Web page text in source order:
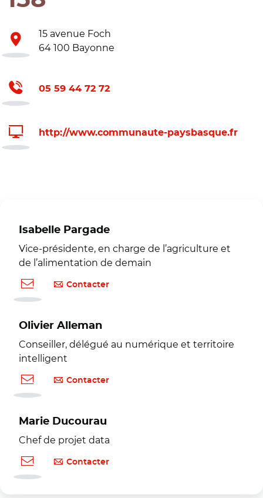
15 avenue Foch
64 100 Bayonne
05 59 44 72 72
http://www.communaute-paysbasque.fr
Isabelle Pargade
Vice-présidente, en charge de l’agriculture et
de l’alimentation de demain
Contacter
Olivier Alleman
Conseiller, délégué au numérique et territoire
intelligent
Contacter
Marie Ducourau
Chef de projet data
Contacter